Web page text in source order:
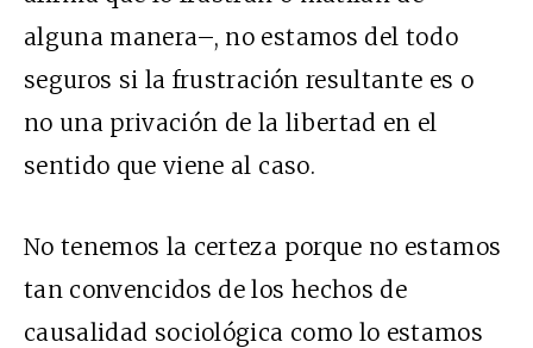
alguna manera–, no estamos del todo
seguros si la frustración resultante es o
no una privación de la libertad en el
sentido que viene al caso.
No tenemos la certeza porque no estamos
tan convencidos de los hechos de
causalidad sociológica como lo estamos